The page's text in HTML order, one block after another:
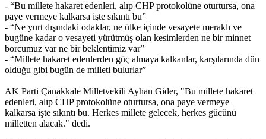
- “Bu millete hakaret edenleri, alıp CHP protokolüne oturtursa, ona
paye vermeye kalkarsa işte sıkıntı bu”
- “Ne yurt dışındaki odaklar, ne ülke içinde vesayete meraklı ve
bugüne kadar o vesayeti yürütmüş olan kesimlerden ne bir minnet
borcumuz var ne bir beklentimiz var”
- “Millete hakaret edenlerden güç almaya kalkanlar, karşılarında dün
olduğu gibi bugün de milleti bulurlar”
AK Parti Çanakkale Milletvekili Ayhan Gider, "Bu millete hakaret
edenleri, alıp CHP protokolüne oturtursa, ona paye vermeye
kalkarsa işte sıkıntı bu. Herkes millete gelecek, herkes gücünü
milletten alacak." dedi.